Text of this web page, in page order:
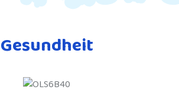
Gesundheit